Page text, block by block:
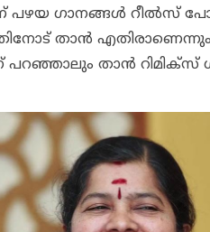
പഴയ ഗാനങ്ങള്‍ റീല്‍സ്
താന്‍
താന്‍ റിമിക്‌സ്